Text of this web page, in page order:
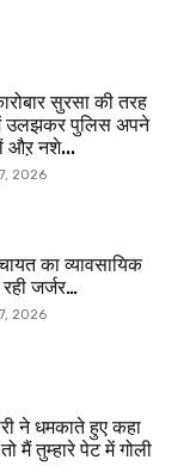
सुरसा की तरह
में उलझकर पुलिस अपने
औऱ नशे...
2026
का व्यावसायिक
जर्जर…
2026
ने धमकाते हुए कहा
मैं तुम्हारे पेट में गोली